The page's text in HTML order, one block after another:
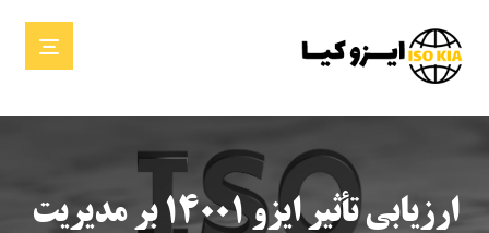
ارزیابی تأثیر ایزو ۱۴۰۰۱ بر مدیریت